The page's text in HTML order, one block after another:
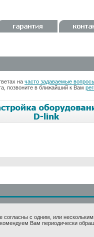
на часто задаваемые
позвоните в ближайший к Вам
с одним, или
Вам периодически